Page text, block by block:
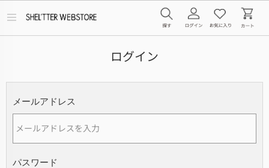
メ
ログイン
メールアドレス
パスワード